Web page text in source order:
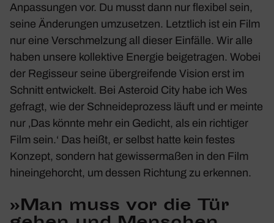
Anpas­sungen vor. Du musst dann nur flexibel sein,
seine Ände­rungen umzu­setzen. Letzt­lich ist ein Film
nur eine Verschmel­zung all dieser Einfälle. Wir alle
haben unsere kollek­tive Energie beigetragen. Wobei
der Regis­seur seine über­grei­fende Vision erst im
Schnitt entwi­ckelt. Bei Aste­roid City habe ich Wes
gefragt, wie der Schnei­de­pro­zess läuft und er meinte
nur ‚Das könnte mehr ein Gedicht, als ein rich­tiger
Film sein.‘ Das heißt, er selbst hatte kein festes
Konzept, sondern hat gewis­ser­maßen in den Film
hinein­ge­horcht, um dessen Rich­tung zu erkennen.
»Man muss vor die Tür